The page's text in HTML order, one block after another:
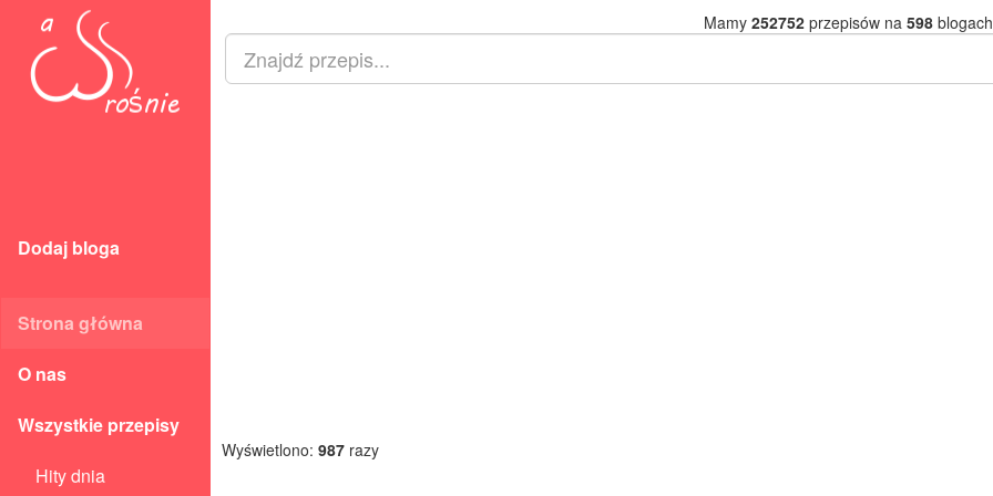
Dodaj bloga
Strona główna
O nas
Wszystkie przepisy
Hity dnia
Mamy 252752przepisów na 598
Wyświetlono: 987 razy